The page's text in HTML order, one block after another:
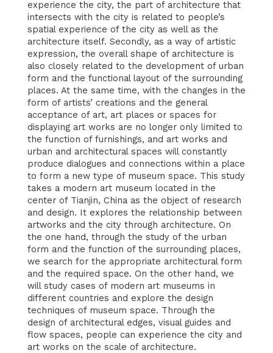
experience the city, the part of architecture that
intersects with the city is related to people’s
spatial experience of the city as well as the
architecture itself. Secondly, as a way of artistic
expression, the overall shape of architecture is
also closely related to the development of urban
form and the functional layout of the surrounding
places. At the same time, with the changes in the
form of artists’ creations and the general
acceptance of art, art places or spaces for
displaying art works are no longer only limited to
the function of furnishings, and art works and
urban and architectural spaces will constantly
produce dialogues and connections within a place
to form a new type of museum space. This study
takes a modern art museum located in the
center of Tianjin, China as the object of research
and design. It explores the relationship between
artworks and the city through architecture. On
the one hand, through the study of the urban
form and the function of the surrounding places,
we search for the appropriate architectural form
and the required space. On the other hand, we
will study cases of modern art museums in
different countries and explore the design
techniques of museum space. Through the
design of architectural edges, visual guides and
flow spaces, people can experience the city and
art works on the scale of architecture.